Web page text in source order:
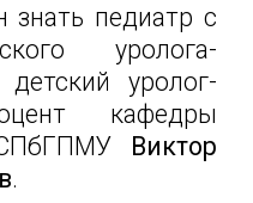
педиатр с
уролога-
уролог-
кафедры
Виктор
.